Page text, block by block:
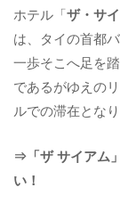
ホテル「ザ・サ
は、タイの首都
一歩そこへ足を
であるがゆえの
ルでの滞在とな
⇒「ザ サイアム
い！